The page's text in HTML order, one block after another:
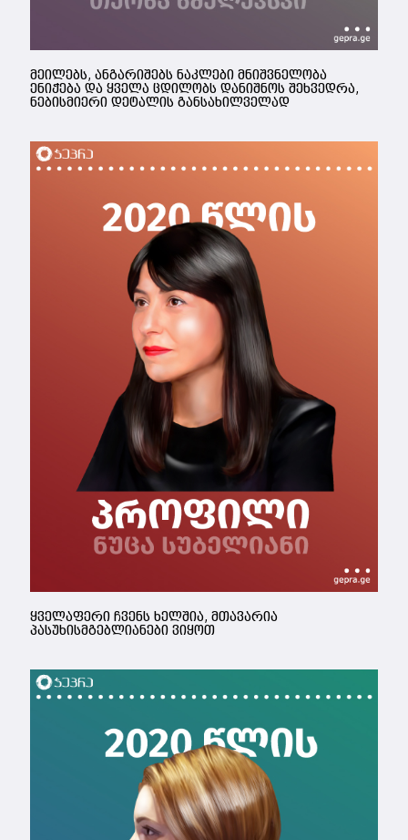
მეილებს, ანგარიშებს ნაკლები მნიშვნელობა
ენიჭება და ყველა ცდილობს დანიშნოს შეხვედრა,
ნებისმიერი დეტალის განსახილველად
ყველაფერი ჩვენს ხელშია, მთავარია
პასუხისმგებლიანები ვიყოთ